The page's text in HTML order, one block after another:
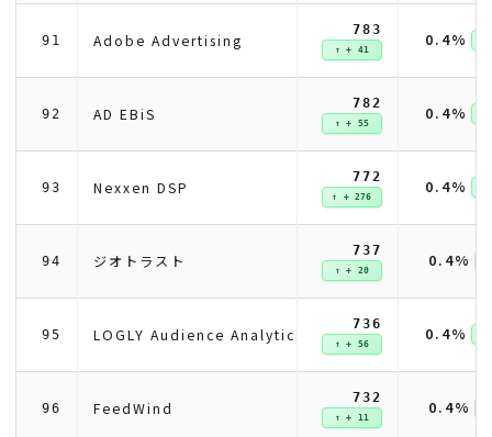
91 Adobe Advertising
783
↑ + 41 0.4%
92 AD EBiS
782
↑ + 55 0.4%
93 Nexxen DSP
772
↑ + 276 0.4%
94 ジオトラスト
737
↑ + 20 0.4%
95 LOGLY Audience Analytics
736
↑ + 56 0.4%
96 FeedWind
732
↑ + 11 0.4%